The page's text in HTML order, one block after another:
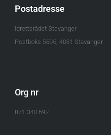
Postadresse
Idrettsrådet Stavanger
Postboks 5505, 4081 Stavanger
Org nr
871 340 692